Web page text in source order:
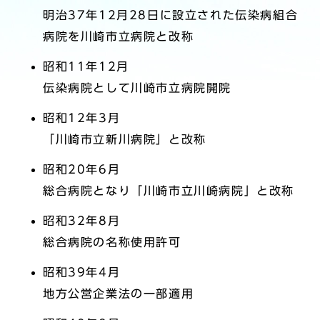
明治37年12月28日に設立された伝染病組合
病院を川崎市立病院と改称
昭和11年12月
伝染病院として川崎市立病院開院
昭和12年3月
「川崎市立新川病院」と改称
昭和20年6月
総合病院となり「川崎市立川崎病院」と改称
昭和32年8月
総合病院の名称使用許可
昭和39年4月
地方公営企業法の一部適用